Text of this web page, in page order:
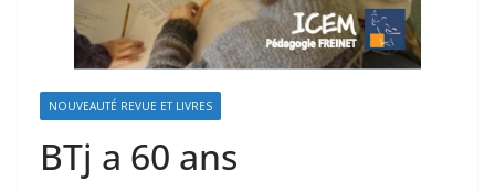
NOUVEAUTÉ REVUE ET LIVRES
BTj a 60 ans